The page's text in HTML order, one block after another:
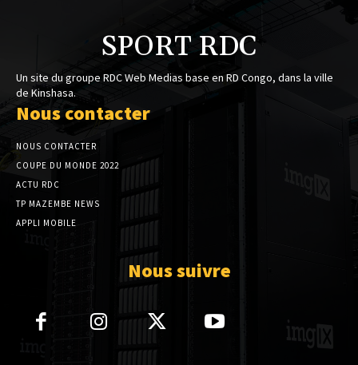
SPORT RDC
Un site du groupe RDC Web Medias base en RD Congo, dans la ville
de Kinshasa.
Nous contacter
NOUS CONTACTER
COUPE DU MONDE 2022
ACTU RDC
TP MAZEMBE NEWS
APPLI MOBILE
Nous suivre